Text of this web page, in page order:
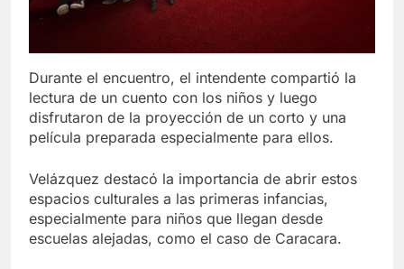
Durante el encuentro, el intendente compartió la
lectura de un cuento con los niños y luego
disfrutaron de la proyección de un corto y una
película preparada especialmente para ellos.
Velázquez destacó la importancia de abrir estos
espacios culturales a las primeras infancias,
especialmente para niños que llegan desde
escuelas alejadas, como el caso de Caracara.